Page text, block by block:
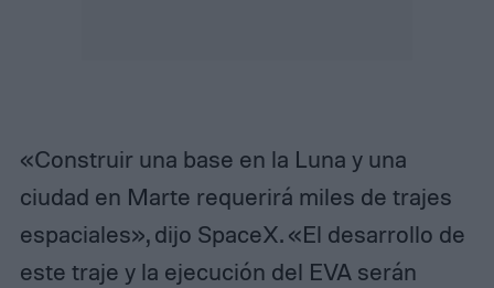
«Construir una base en la Luna y una
ciudad en Marte requerirá miles de trajes
espaciales», dijo SpaceX. «El desarrollo de
este traje y la ejecución del EVA serán